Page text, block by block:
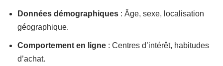
Données démographiques : Âge, sexe, localisation
géographique.
Comportement en ligne : Centres d’intérêt, habitudes
d’achat.